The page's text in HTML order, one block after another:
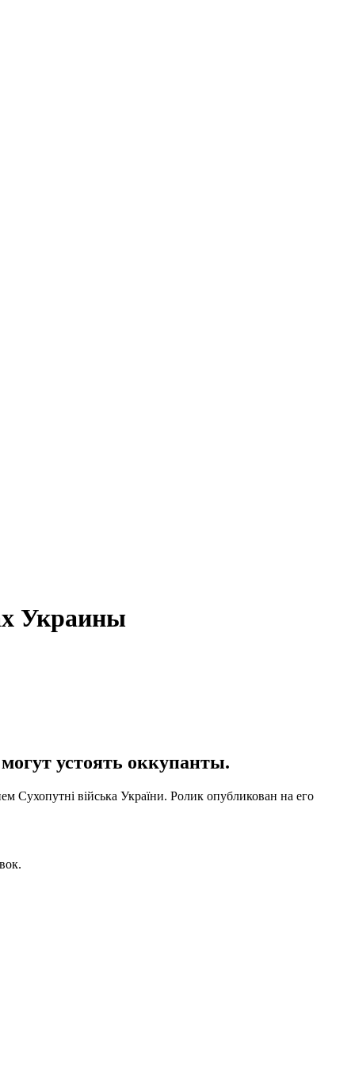
Украины
устоять оккупанты.
війська України. Ролик опубликован на его